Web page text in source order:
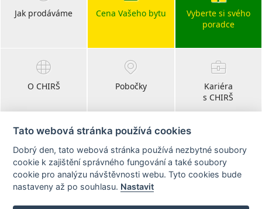
Jak prodáváme Cena Vašeho bytu
Vyberte si svého
poradce
O CHIRŠ Pobočky
Kariéra
s CHIRŠ
Blog
realitní články
Tato webová stránka používá cookies
Dobrý den, tato webová stránka používá nezbytné soubory
cookie k zajištění správného fungování a také soubory
cookie pro analýzu návštěvnosti webu. Tyto cookies bude
nastaveny až po souhlasu. Nastavit